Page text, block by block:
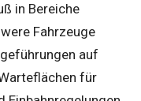
in Bereiche
Fahrzeuge
auf
für